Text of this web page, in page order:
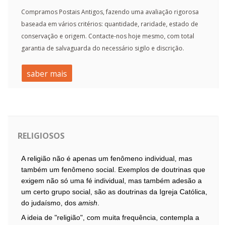
Compramos Postais Antigos, fazendo uma avaliação rigorosa
baseada em vários critérios: quantidade, raridade, estado de
conservação e origem. Contacte-nos hoje mesmo, com total
garantia de salvaguarda do necessário sigilo e discrição.
saber mais
RELIGIOSOS
A religião não é apenas um fenômeno individual, mas
também um fenômeno social. Exemplos de doutrinas que
exigem não só uma fé individual, mas também adesão a
um certo grupo social, são as doutrinas da Igreja Católica,
do judaísmo, dos amish.
A ideia de "religião", com muita frequência, contempla a